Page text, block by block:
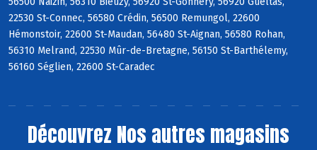
22530 St-Connec, 56580 Crédin, 56500 Remungol, 22600
Hémonstoir, 22600 St-Maudan, 56480 St-Aignan, 56580 Rohan,
56310 Melrand, 22530 Mûr-de-Bretagne, 56150 St-Barthélemy,
56160 Séglien, 22600 St-Caradec
Découvrez Nos autres magasins